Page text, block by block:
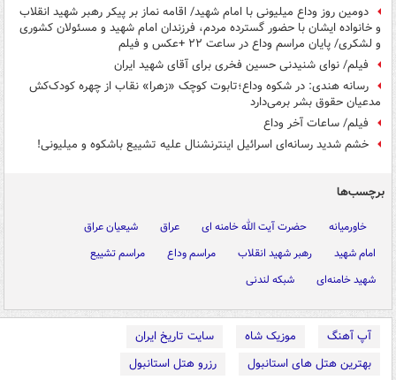
دومین روز وداع میلیونی با امام شهید/ اقامه نماز بر پیکر رهبر شهید انقلاب
و خانواده ایشان با حضور گسترده مردم، فرزندان امام شهید و مسئولان کشوری
و لشکری/‌ پایان مراسم وداع در ساعت ۲۲ +عکس و فیلم
فیلم/ نوای شنیدنی حسین فخری برای آقای شهید ایران
رسانه هندی: در شکوه وداع؛تابوت کوچک «زهرا» نقاب از چهره کودک‌کش‌
مدعیان حقوق بشر برمی‌دارد
فیلم/ ساعات آخر وداع
خشم شدید رسانه‌ای اسرائیل اینترنشنال علیه تشییع باشکوه و میلیونی!
برچسب‌ها
خاورمیانه حضرت آیت الله خامنه ای عراق
شیعیان عراق
امام شهید
رهبر شهید انقلاب مراسم وداع
مراسم تشییع
شهید خامنه‌ای
شبکه لندنی
آپ آهنگ موزیک شاه
سایت تاریخ ایران
بهترین هتل های استانبول
رزرو هتل استانبول